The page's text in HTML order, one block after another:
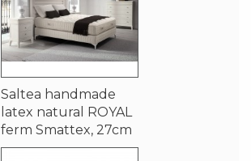
Saltea handmade
latex natural ROYAL
ferm Smattex, 27cm